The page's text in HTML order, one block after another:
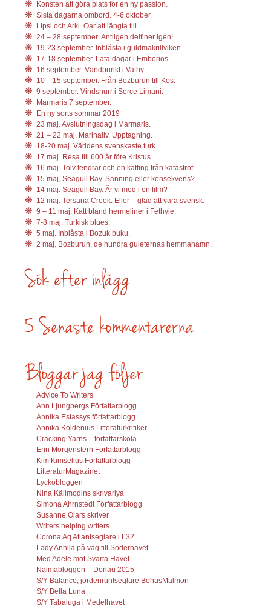
Konsten att göra plats för en ny passion.
Sista dagarna ombord. 4-6 oktober.
Lipsi och Arki. Öar att längta till.
24 – 28 september. Äntligen delfiner igen!
19-23 september. Inblåsta i guldmakrillviken.
17-18 september. Lata dagar i Emborios.
16 september. Vändpunkt i Vathy.
10 – 15 september. Från Bozburun till Kos.
9 september. Vindsnurr i Serce Limani.
Marmaris 7 september.
En ny sorts sommar 2019
23 maj. Avslutningsdag i Marmaris.
21 – 22 maj. Marinaliv. Upptagning.
18-20 maj. Världens svenskaste turk.
17 maj. Resa till 600 år före Kristus.
16 maj. Tolv fendrar och en kätting från katastrof.
15 maj, Seagull Bay. Sanning eller konsekvens?
14 maj. Seagull Bay. Är vi med i en film?
12 maj. Tersana Creek. Eller – glad att vara svensk.
9 – 11 maj. Katt bland hermeliner i Fethyie.
7-8 maj. Turkisk blues.
5 maj. Inblåsta i Bozuk buku.
2 maj. Bozburun, de hundra guleternas hemmahamn.
Advice To Writers
Ann Ljungbergs Författarblogg
Annika Estassys författarblogg
Annika Koldenius Litteraturkritiker
Cracking Yarns – författarskola
Erin Morgenstern Författarblogg
Kim Kimselius Författarblogg
LitteraturMagazinet
Lyckobloggen
Nina Källmodins skrivarlya
Simona Ahrnstedt Författarblogg
Susanne Olars skriver
Writers helping writers
Corona Aq Atlantseglare i L32
Lady Annila på väg till Söderhavet
Med Adele mot Svarta Havet
Naimabloggen – Donau 2015
S/Y Balance, jordenruntseglare BohusMalmön
S/Y Bella Luna
S/Y Tabaluga i Medelhavet